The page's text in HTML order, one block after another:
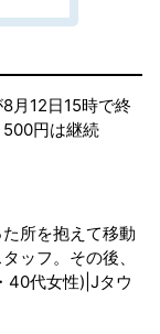
月12日15時で終
円は継続
所を抱えて移動
ッフ。その後、
40代女性)|Jタウ